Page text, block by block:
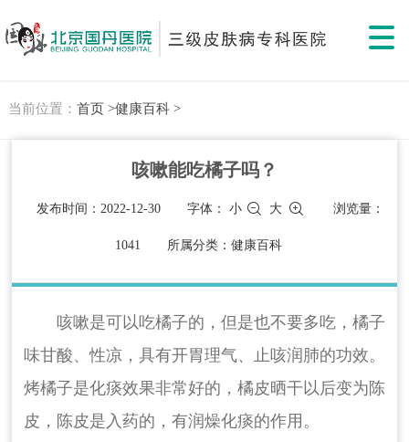
当前位置： 首页 >健康百科 >
咳嗽能吃橘子吗？
发布时间：2022-12-30 字体：小 大 浏览量：
1041 所属分类：健康百科
咳嗽是可以吃橘子的，但是也不要多吃，橘子
味甘酸、性凉，具有开胃理气、止咳润肺的功效。
烤橘子是化痰效果非常好的，橘皮晒干以后变为陈
皮，陈皮是入药的，有润燥化痰的作用。